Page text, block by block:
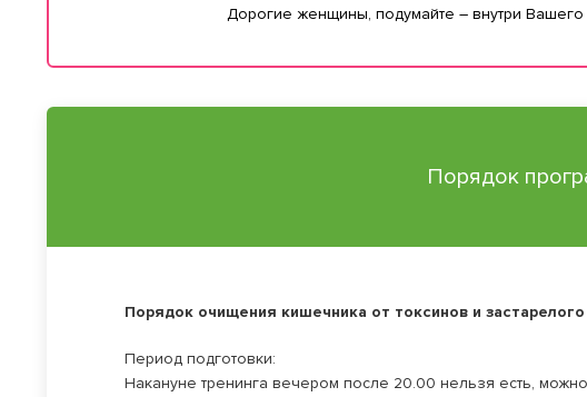
Дорогие женщины, подумайте – внутри Вашего
Порядок
Порядок очищения кишечника от токсинов и застарелого
Период подготовки:
Накануне тренинга вечером после 20.00 нельзя есть, можно